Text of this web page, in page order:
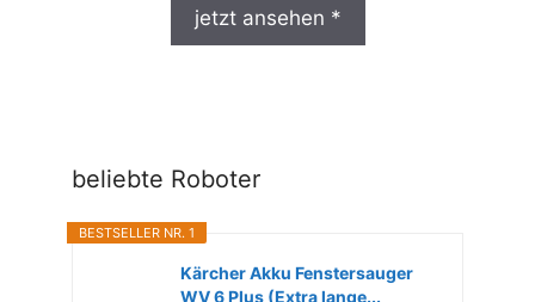
jetzt ansehen *
beliebte Roboter
BESTSELLER NR. 1
Kärcher Akku Fenstersauger
WV 6 Plus (Extra lange...